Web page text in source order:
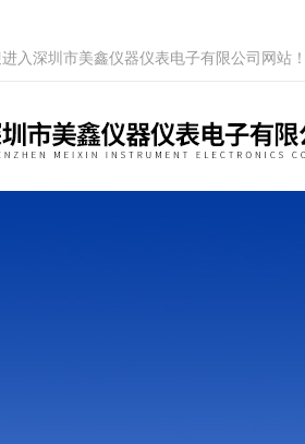
入深圳市美鑫仪器仪表电子有限公司网站